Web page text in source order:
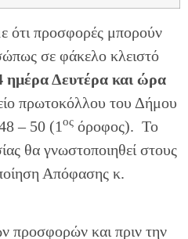
ότι προσφορές μπορούν
σε φάκελο κλειστό
ημέρα Δευτέρα και ώρα
πρωτοκόλλου του Δήμου
– 50 (1 ος όροφος). Το
θα γνωστοποιηθεί στους
Απόφασης κ.
προσφορών και πριν την